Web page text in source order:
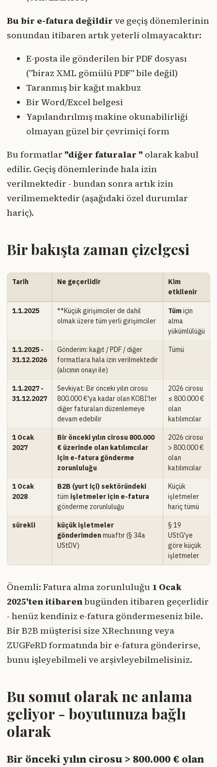
Bu bir e-fatura değildir ve geçiş dönemlerinin
sonundan itibaren artık yeterli olmayacaktır:
E-posta ile gönderilen bir PDF dosyası
("biraz XML gömülü PDF" bile değil)
Taranmış bir kağıt makbuz
Bir Word/Excel belgesi
Yapılandırılmış makine okunabilirliği
olmayan güzel bir çevrimiçi form
Bu formatlar "diğer faturalar " olarak kabul
edilir. Geçiş dönemlerinde hala izin
verilmektedir - bundan sonra artık izin
verilmemektedir (aşağıdaki özel durumlar
hariç).
Bir bakışta zaman çizelgesi
Tarih Ne geçerlidir
Kim
etkilenir
1.1.2025
**Küçük girişimciler de dahil
olmak üzere tüm yerli girişimciler
Tümiçin
alma
yükümlülüğü
1.1.2025 -
31.12.2026
Gönderim: kağıt / PDF / diğer
formatlara hala izin verilmektedir
(alıcının onayı ile)
Tümü
1.1.2027 -
31.12.2027
Sevkiyat: Bir önceki yılın cirosu
800.000 €'ya kadar olan KOBİ'ler
diğer faturaları düzenlemeye
devam edebilir
2026 cirosu
≤ 800.000 €
olan
katılımcılar
1 Ocak
2027
Bir önceki yılın cirosu 800.000
€ üzerinde olan katılımcılar
için e-fatura gönderme
zorunluluğu
2026 cirosu
> 800.000 €
olan
katılımcılar
1 Ocak
2028
B2B (yurt içi) sektöründeki
tüm işletmeler için e-fatura
gönderme zorunluluğu
Küçük
işletmeler
hariç tümü
sürekli
küçük işletmeler
gönderimdenmuaftır (§ 34a
UStDV)
§ 19
UStG'ye
göre küçük
işletmeler
Önemli: Fatura alma zorunluluğu 1 Ocak
2025'ten itibarenbugünden itibaren geçerlidir
- henüz kendiniz e-fatura göndermeseniz bile.
Bir B2B müşterisi size XRechnung veya
ZUGFeRD formatında bir e-fatura gönderirse,
bunu işleyebilmeli ve arşivleyebilmelisiniz.
Bu somut olarak ne anlama
geliyor - boyutunuza bağlı
olarak
Bir önceki yılın cirosu > 800.000 € olan